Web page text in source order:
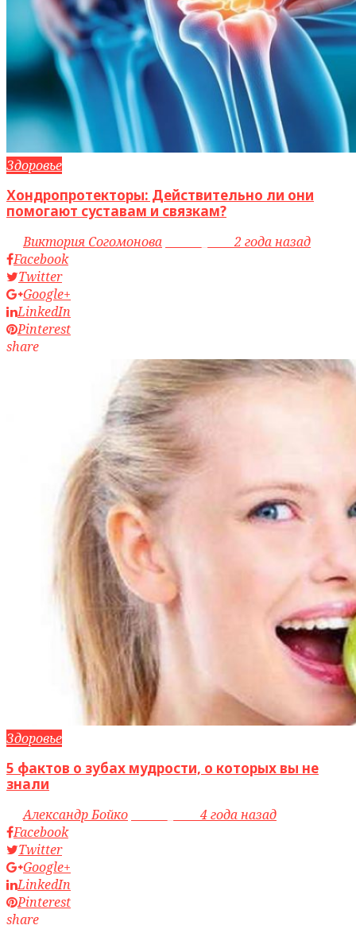
Здоровье
Хондропротекторы: Действительно ли они
помогают суставам и связкам?
byВиктория Согомонова access_time2 года назад
Facebook
Twitter
Google+
LinkedIn
Pinterest
share
Здоровье
5 фактов о зубах мудрости, о которых вы не
знали
byАлександр Бойко
4 года назад
Facebook
Twitter
Google+
LinkedIn
Pinterest
share